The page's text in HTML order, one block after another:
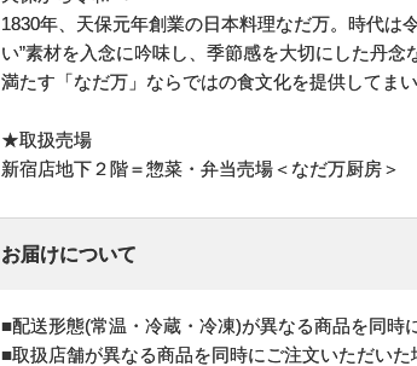
1830年、天保元年創業の日本料理なだ万。時代は
い”素材を入念に吟味し、季節感を大切にした丹
満たす「なだ万」ならではの食文化を提供してまい
★取扱売場
新宿店地下２階＝惣菜・弁当売場＜なだ万厨房＞
お届けについて
■配送形態(常温・冷蔵・冷凍)が異なる商品を同時
■取扱店舗が異なる商品を同時にご注文いただい